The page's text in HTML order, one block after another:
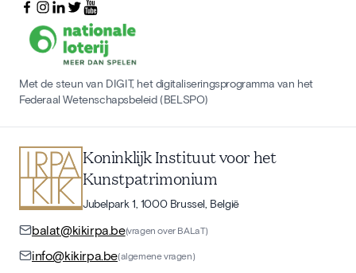
Met de steun van DIGIT, het digitaliseringsprogramma van het
Federaal Wetenschapsbeleid (BELSPO)
Koninklijk Instituut voor het
Kunstpatrimonium
Jubelpark 1, 1000 Brussel, België
balat@kikirpa.be(vragen over BALaT)
info@kikirpa.be(algemene vragen)